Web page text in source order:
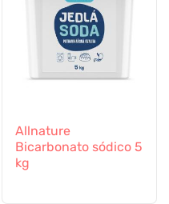
Allnature
Bicarbonato sódico 5
kg